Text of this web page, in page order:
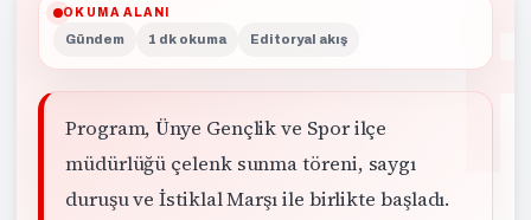
OKUMA ALANI
Gündem 1 dk okuma Editoryal akış
Program, Ünye Gençlik ve Spor ilçe
müdürlüğü çelenk sunma töreni, saygı
duruşu ve İstiklal Marşı ile birlikte başladı.